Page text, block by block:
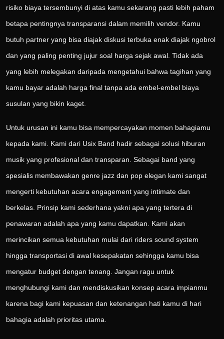
risiko biaya tersembunyi di atas kamu sekarang pasti lebih paham
betapa pentingnya transparansi dalam memilih vendor. Kamu
butuh partner yang bisa diajak diskusi terbuka enak diajak ngobrol
dan yang paling penting jujur soal harga sejak awal. Tidak ada
yang lebih melegakan daripada mengetahui bahwa tagihan yang
kamu bayar adalah harga final tanpa ada embel-embel biaya
susulan yang bikin kaget.
Untuk urusan ini kamu bisa mempercayakan momen bahagiamu
kepada kami. Kami dari Usix Band hadir sebagai solusi hiburan
musik yang profesional dan transparan. Sebagai band yang
spesialis membawakan genre jazz dan pop elegan kami sangat
mengerti kebutuhan acara engagement yang intimate dan
berkelas. Prinsip kami sederhana yakni apa yang tertera di
penawaran adalah apa yang kamu dapatkan. Kami akan
merincikan semua kebutuhan mulai dari riders sound system
hingga transportasi di awal kesepakatan sehingga kamu bisa
mengatur budget dengan tenang. Jangan ragu untuk
menghubungi kami dan mendiskusikan konsep acara impianmu
karena bagi kami kepuasan dan ketenangan hati kamu di hari
bahagia adalah prioritas utama.